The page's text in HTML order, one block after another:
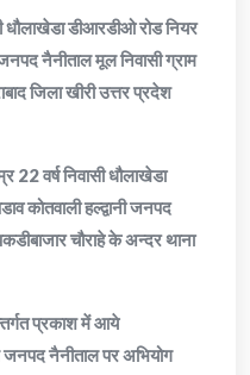
धौलाखेडा डीआरडीओ रोड नियर
जनपद नैनीताल मूल निवासी ग्राम
जिला खीरी उत्तर प्रदेश
वर्ष निवासी धौलाखेडा
कोतवाली हल्द्वानी जनपद
चौराहे के अन्दर थाना
प्रकाश में आये
जनपद नैनीताल पर अभियोग